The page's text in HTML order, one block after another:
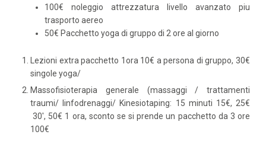
100€ noleggio attrezzatura livello avanzato piu
trasporto aereo
50€ Pacchetto yoga di gruppo di 2 ore al giorno
Lezioni extra pacchetto 1ora 10€ a persona di gruppo, 30€
singole yoga/
Massofisioterapia generale (massaggi / trattamenti
traumi/ linfodrenaggi/ Kinesiotaping: 15 minuti 15€, 25€
30′, 50€ 1 ora, sconto se si prende un pacchetto da 3 ore
100€